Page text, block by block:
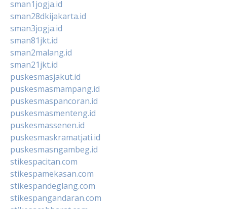
sman1jogja.id
sman28dkijakarta.id
sman3jogja.id
sman81jkt.id
sman2malang.id
sman21jkt.id
puskesmasjakut.id
puskesmasmampang.id
puskesmaspancoran.id
puskesmasmenteng.id
puskesmassenen.id
puskesmaskramatjati.id
puskesmasngambeg.id
stikespacitan.com
stikespamekasan.com
stikespandeglang.com
stikespangandaran.com